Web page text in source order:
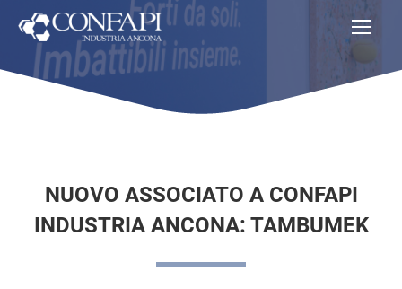
NUOVO ASSOCIATO A CONFAPI
INDUSTRIA ANCONA: TAMBUMEK